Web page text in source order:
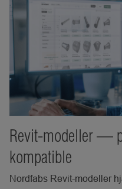
Revit-modeller —
kompatible
Nordfabs Revit-modeller